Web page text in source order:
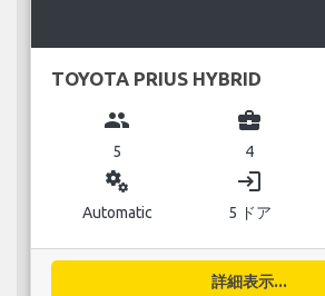
TOYOTA PRIUS HYBRID
group
5
business_center
4
miscellaneous_services
Automatic
login
5 ドア
詳細表示...